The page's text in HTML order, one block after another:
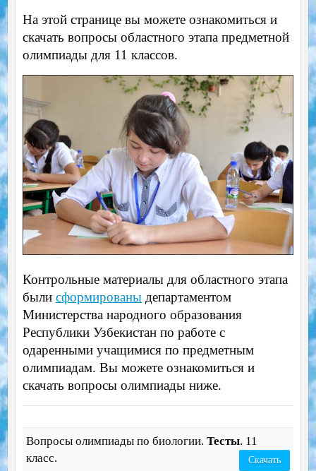
На этой странице вы можете ознакомиться и
скачать вопросы областного этапа предметной
олимпиады для 11 классов.
Контрольные материалы для областного этапа
были сформированыдепартаментом
Министерства народного образования
Республики Узбекистан по работе с
одаренными учащимися по предметным
олимпиадам. Вы можете ознакомиться и
скачать вопросы олимпиады ниже.
Вопросы олимпиады по биологии. Тесты. 11
класс.
Скачать